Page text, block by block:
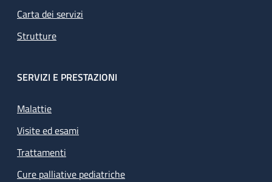
Carta dei servizi
Strutture
SERVIZI E PRESTAZIONI
Malattie
Visite ed esami
Trattamenti
Cure palliative pediatriche